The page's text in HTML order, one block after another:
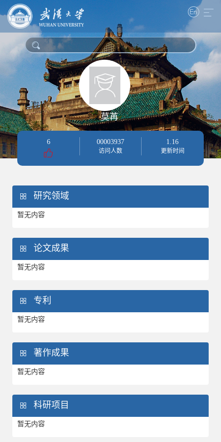
莫苒
6 00003937
访问人数
1.16
更新时间
研究领域
暂无内容
论文成果
暂无内容
专利
暂无内容
著作成果
暂无内容
科研项目
暂无内容